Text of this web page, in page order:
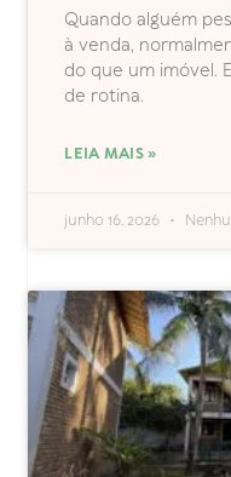
Quando alguém
à venda,
do que um imóvel.
de rotina.
LEIA MAIS »
junho 16, 2026